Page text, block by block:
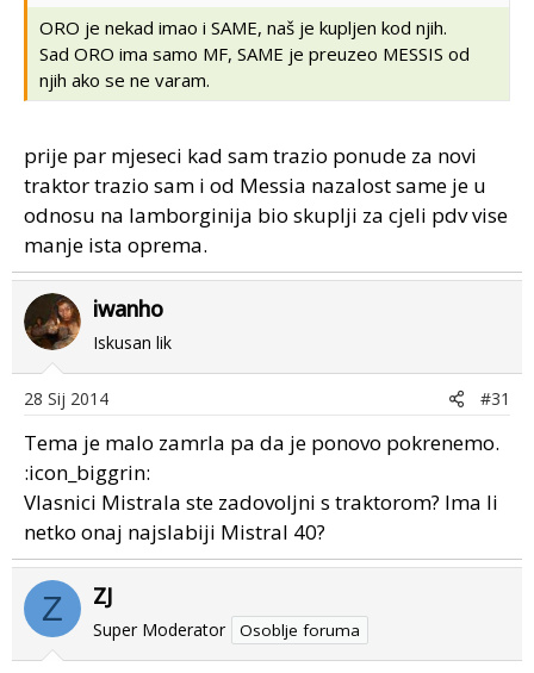
ORO je nekad imao i SAME, naš je kupljen kod njih.
Sad ORO ima samo MF, SAME je preuzeo MESSIS od
njih ako se ne varam.
prije par mjeseci kad sam trazio ponude za novi
traktor trazio sam i od Messia nazalost same je u
odnosu na lamborginija bio skuplji za cjeli pdv vise
manje ista oprema.
iwanho
Iskusan lik
28 Sij 2014 #31
Tema je malo zamrla pa da je ponovo pokrenemo.
:icon_biggrin:
Vlasnici Mistrala ste zadovoljni s traktorom? Ima li
netko onaj najslabiji Mistral 40?
Z ZJ
Super Moderator Osoblje foruma